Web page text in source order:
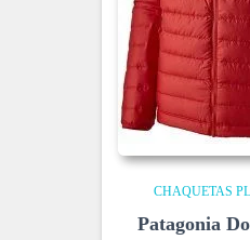
CHAQUETAS
Patagonia